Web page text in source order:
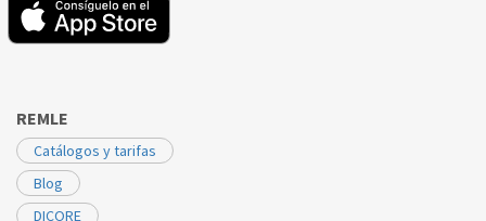
REMLE
Catálogos y tarifas
Blog
DICORE